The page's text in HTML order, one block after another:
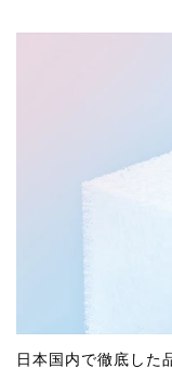
日本国内で徹底した